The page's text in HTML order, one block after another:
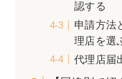
認する
申請方法
理店を選
代理店届